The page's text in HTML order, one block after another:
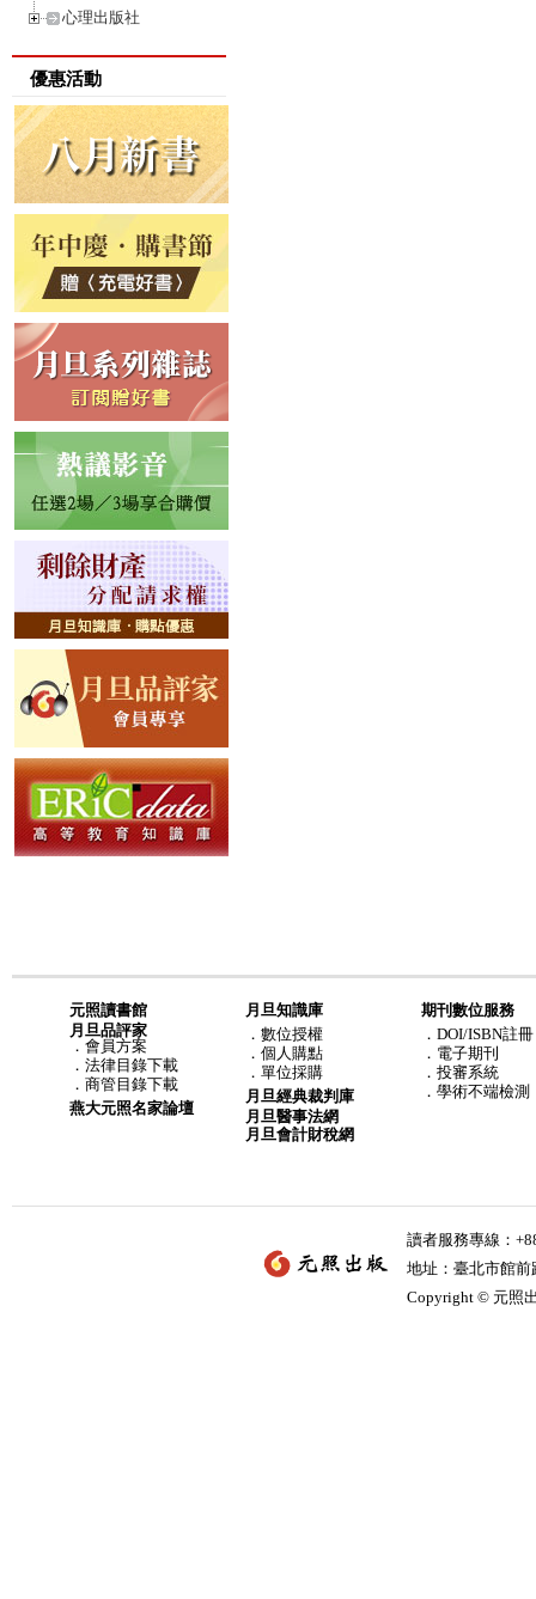
心理出版社
優惠活動
元照讀書館
月旦品評家
． 會員方案
． 法律目錄下載
． 商管目錄下載
燕大元照名家論壇
月旦知識庫
． 數位授權
． 個人購點
． 單位採購
月旦經典裁判庫
月旦醫事法網
月旦會計財稅網
期刊數位服務
．DOI/ISBN註冊
．電子期刊
．投審系統
．學術不端檢測
讀者服務專線：
地址：臺北市館
Copyright © 元照